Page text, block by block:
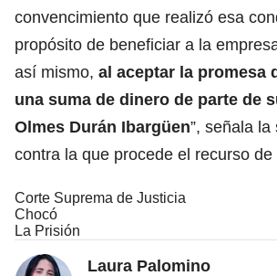
convencimiento que realizó esa
propósito de beneficiar a la
así mismo, al aceptar la promesa
una suma de dinero de parte de
Olmes Durán Ibargüen”, señala la
contra la que procede el recurso de
Corte Suprema de Justicia
Chocó
La Prisión
Laura Palomino